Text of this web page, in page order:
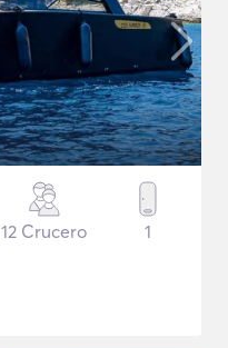
12 Crucero 1